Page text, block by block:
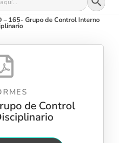
– 165- Grupo de Control Interno
de Control